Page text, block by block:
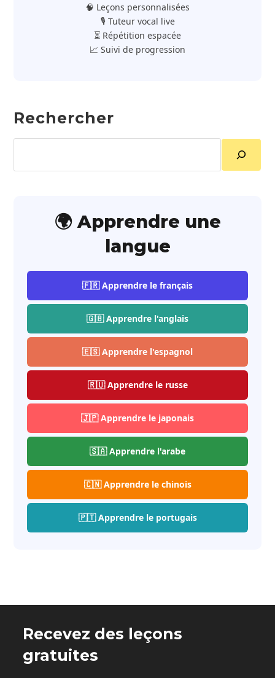
🧠 Leçons personnalisées
🎙️ Tuteur vocal live
⏳ Répétition espacée
📈 Suivi de progression
Rechercher
🌍 Apprendre une
langue
🇫🇷 Apprendre le français
🇬🇧 Apprendre l'anglais
🇪🇸 Apprendre l'espagnol
🇷🇺 Apprendre le russe
🇯🇵 Apprendre le japonais
🇸🇦 Apprendre l'arabe
🇨🇳 Apprendre le chinois
🇵🇹 Apprendre le portugais
Recevez des leçons
gratuites